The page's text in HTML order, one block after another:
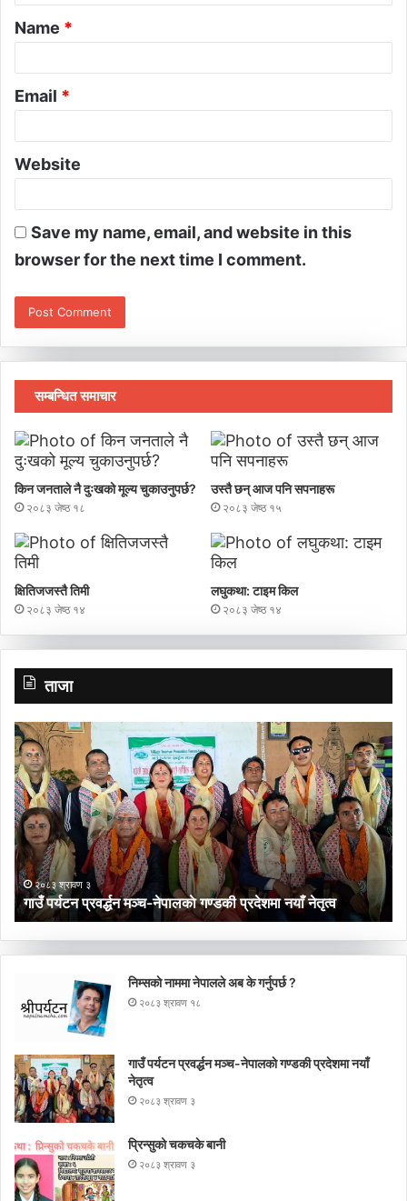
Name *
Email *
Website
Save my name, email, and website in this
browser for the next time I comment.
सम्बन्धित समाचार
किन जनताले नै दुःखको मूल्य चुकाउनुपर्छ?
२०८३ जेष्ठ १८
उस्तै छन् आज पनि सपनाहरू
२०८३ जेष्ठ १५
क्षितिजजस्तै तिमी
२०८३ जेष्ठ १४
लघुकथा: टाइम किल
२०८३ जेष्ठ १४
ताजा
गाउँ
पर्यटन
प्रवर्द्धन
मञ्च-
नेपालकाे
गण्डकी
प्रदेशमा
नयाँ
नेतृत्व२०८३ श्रावण ३
गाउँ पर्यटन प्रवर्द्धन मञ्च-नेपालकाे गण्डकी प्रदेशमा नयाँ नेतृत्व
निम्सकाे नाममा नेपालले अब के गर्नुपर्छ ?
२०८३ श्रावण १८
गाउँ पर्यटन प्रवर्द्धन मञ्च-नेपालकाे गण्डकी प्रदेशमा नयाँ
नेतृत्व
२०८३ श्रावण ३
प्रिन्सुको चकचके बानी
२०८३ श्रावण ३